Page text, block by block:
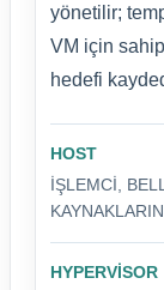
yönetilir;
VM için
hedefi
HOST
İŞLEMCI,
HYPERVISOR